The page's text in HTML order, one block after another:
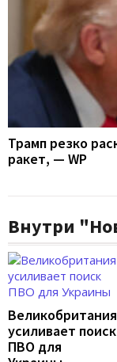
Трамп резко
ракет, — WP
Внутри
Великобритания
усиливает поиск
ПВО для